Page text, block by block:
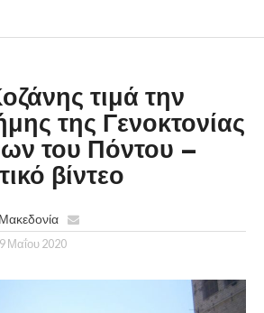
τιμά την
της Γενοκτονίας
του Πόντου –
βίντεο
Μαΐου 2020